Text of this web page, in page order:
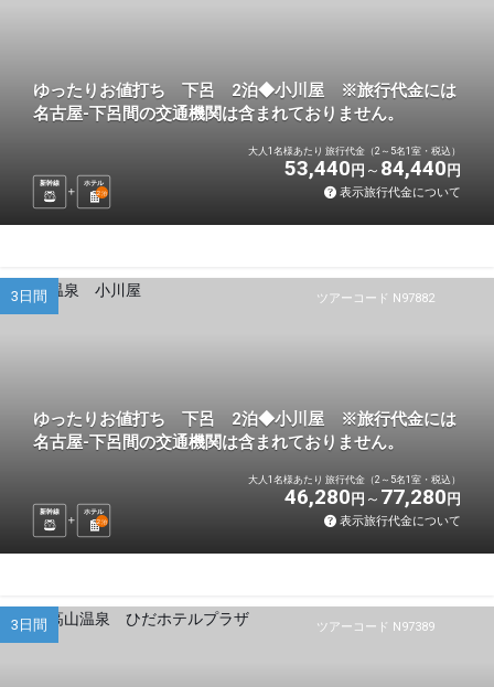
ゆったりお値打ち 下呂 2泊◆小川屋 ※旅行代金には
名古屋-下呂間の交通機関は含まれておりません。
新幹線
ホテル
2泊
大人1名様あたり 旅行代金（2～5名1室・税込）
53,440 円 84,440 円
表示旅行代金について
ツアーコード N97882
3日間
ゆったりお値打ち 下呂 2泊◆小川屋 ※旅行代金には
名古屋-下呂間の交通機関は含まれておりません。
新幹線
ホテル
2泊
大人1名様あたり 旅行代金（2～5名1室・税込）
46,280 円 77,280 円
表示旅行代金について
ツアーコード N97389
3日間